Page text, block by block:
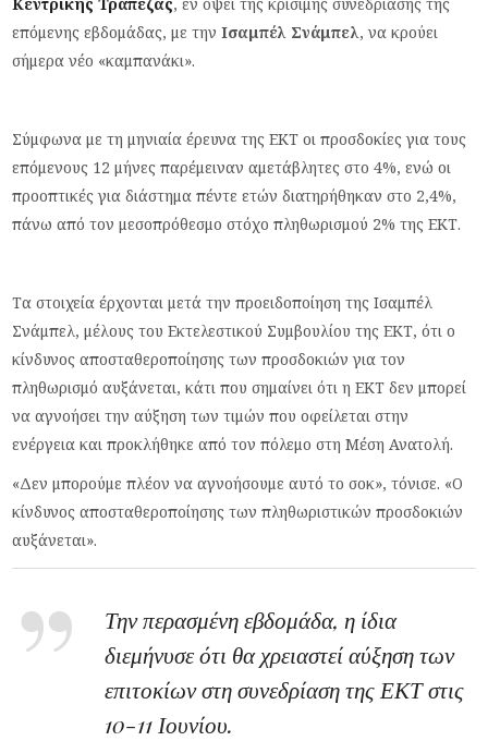
επόμενης εβδομάδας, με την Ισαμπέλ Σνάμπελ, να κρούει
σήμερα νέο «καμπανάκι».
Σύμφωνα με τη μηνιαία έρευνα της ΕΚΤ οι προσδοκίες για τους
επόμενους 12 μήνες παρέμειναν αμετάβλητες στο 4%, ενώ οι
προοπτικές για διάστημα πέντε ετών διατηρήθηκαν στο 2,4%,
πάνω από τον μεσοπρόθεσμο στόχο πληθωρισμού 2% της ΕΚΤ.
Τα στοιχεία έρχονται μετά την προειδοποίηση της Ισαμπέλ
Σνάμπελ, μέλους του Εκτελεστικού Συμβουλίου της ΕΚΤ, ότι ο
κίνδυνος αποσταθεροποίησης των προσδοκιών για τον
πληθωρισμό αυξάνεται, κάτι που σημαίνει ότι η ΕΚΤ δεν μπορεί
να αγνοήσει την αύξηση των τιμών που οφείλεται στην
ενέργεια και προκλήθηκε από τον πόλεμο στη Μέση Ανατολή.
«Δεν μπορούμε πλέον να αγνοήσουμε αυτό το σοκ», τόνισε. «Ο
κίνδυνος αποσταθεροποίησης των πληθωριστικών προσδοκιών
αυξάνεται».
Την περασμένη εβδομάδα, η ίδια
διεμήνυσε ότι θα χρειαστεί αύξηση των
επιτοκίων στη συνεδρίαση της ΕΚΤ στις
10-11 Ιουνίου.